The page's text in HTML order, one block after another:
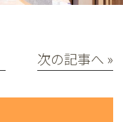
次の記事へ »